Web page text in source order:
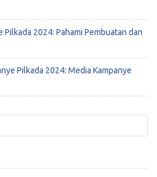
2024: Pahami Pembuatan dan
Pilkada 2024: Media Kampanye